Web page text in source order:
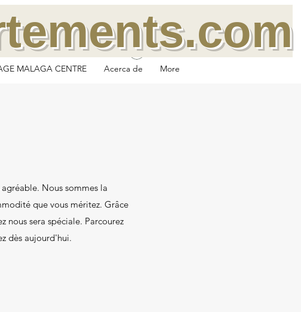
Se connecter
MALAGA CENTRE Acerca de More
Nous sommes la
que vous méritez. Grâce
nous sera spéciale. Parcourez
dès aujourd'hui.